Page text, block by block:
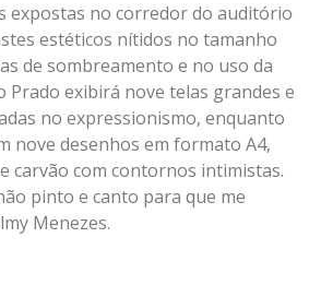
expostas no corredor do auditório
estéticos nítidos no tamanho
de sombreamento e no uso da
Prado exibirá nove telas grandes e
no expressionismo, enquanto
nove desenhos em formato A4,
carvão com contornos intimistas.
pinto e canto para que me
Menezes.